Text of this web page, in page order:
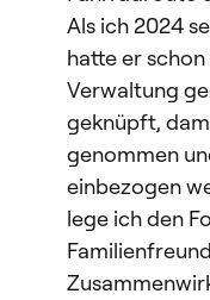
Als ich 2024
hatte er schon
Verwaltung
geknüpft,
genommen
einbezogen
lege ich den